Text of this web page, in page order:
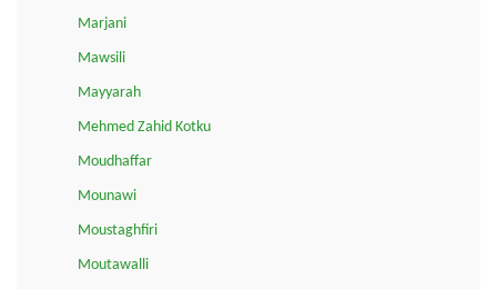
Marjani
Mawsili
Mayyarah
Mehmed Zahid Kotku
Moudhaffar
Mounawi
Moustaghfiri
Moutawalli